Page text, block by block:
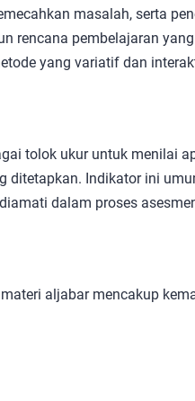
masalah, serta
rencana pembelajaran
yang variatif dan
tolok ukur untuk menilai
ditetapkan. Indikator ini
dalam proses
aljabar mencakup